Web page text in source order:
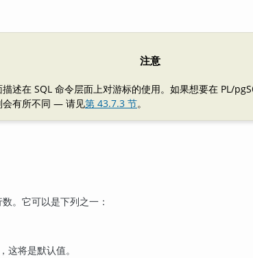
注意
述在 SQL 命令层面上对游标的使用。如果想要在 PL/
会有所不同 — 请见第 43.7.3 节。
。它可以是下列之一：
，这将是默认值。